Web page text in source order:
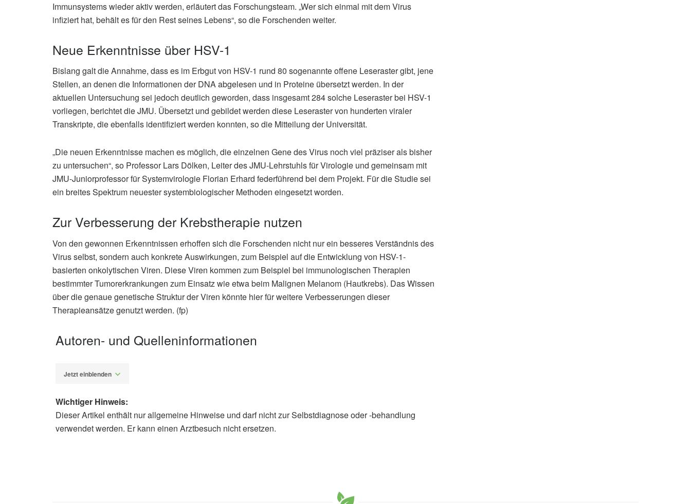
Immunsystems wieder aktiv werden, erläutert das Forschungsteam. „Wer sich einmal mit dem Virus
infiziert hat, behält es für den Rest seines Lebens“, so die Forschenden weiter.
Neue Erkenntnisse über HSV-1
Bislang galt die Annahme, dass es im Erbgut von HSV-1 rund 80 sogenannte offene Leseraster gibt, jene
Stellen, an denen die Informationen der DNA abgelesen und in Proteine übersetzt werden. In der
aktuellen Untersuchung sei jedoch deutlich geworden, dass insgesamt 284 solche Leseraster bei HSV-1
vorliegen, berichtet die JMU. Übersetzt und gebildet werden diese Leseraster von hunderten viraler
Transkripte, die ebenfalls identifiziert werden konnten, so die Mitteilung der Universität.
„Die neuen Erkenntnisse machen es möglich, die einzelnen Gene des Virus noch viel präziser als bisher
zu untersuchen“, so Professor Lars Dölken, Leiter des JMU-Lehrstuhls für Virologie und gemeinsam mit
JMU-Juniorprofessor für Systemvirologie Florian Erhard federführend bei dem Projekt. Für die Studie sei
ein breites Spektrum neuester systembiologischer Methoden eingesetzt worden.
Zur Verbesserung der Krebstherapie nutzen
Von den gewonnen Erkenntnissen erhoffen sich die Forschenden nicht nur ein besseres Verständnis des
Virus selbst, sondern auch konkrete Auswirkungen, zum Beispiel auf die Entwicklung von HSV-1-
basierten onkolytischen Viren. Diese Viren kommen zum Beispiel bei immunologischen Therapien
bestimmter Tumorerkrankungen zum Einsatz wie etwa beim Malignen Melanom (Hautkrebs). Das Wissen
über die genaue genetische Struktur der Viren könnte hier für weitere Verbesserungen dieser
Therapieansätze genutzt werden. (fp)
Autoren- und Quelleninformationen
Jetzt einblenden
Fabian Peters
Wichtiger Hinweis:
Dieser Artikel enthält nur allgemeine Hinweise und darf nicht zur Selbstdiagnose oder -behandlung
verwendet werden. Er kann einen Arztbesuch nicht ersetzen.